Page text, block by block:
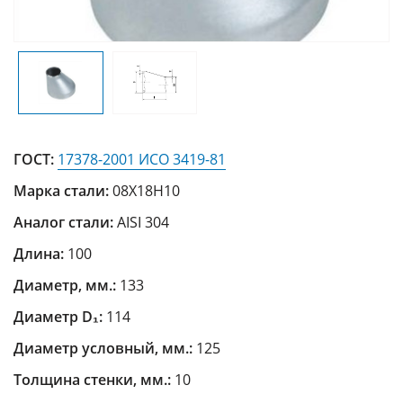
ГОСТ: 17378-2001 ИСО 3419-81
Марка стали:08Х18Н10
Аналог стали:AISI 304
Длина: 100
Диаметр, мм.: 133
Диаметр D₁: 114
Диаметр условный, мм.: 125
Толщина стенки, мм.: 10